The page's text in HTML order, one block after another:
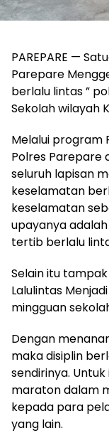
PAREPARE —
Parepare
berlalu lintas ”
Sekolah wilayah
Melalui program
Polres Parepare
seluruh lapisan
keselamatan
keselamatan
upayanya
tertib berlalu
Selain itu
Lalulintas
mingguan
Dengan
maka disiplin
sendirinya.
maraton dalam
kepada para
yang lain.